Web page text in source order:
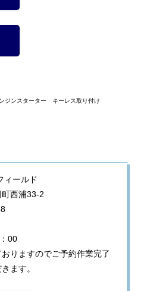
ジンスターター キーレス取り付け
ィールド
西浦33-2
00
りますのでご予約作業完了
ます。